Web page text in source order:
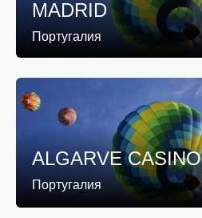
MADRID
Португалия
ALGARVE CASINO
Португалия